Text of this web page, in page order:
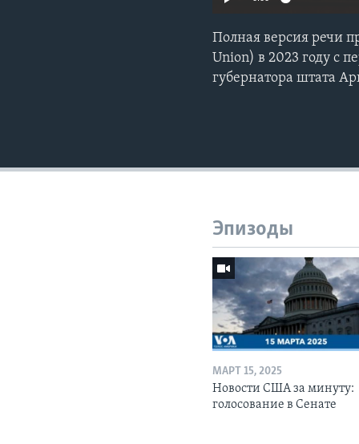
Полная версия речи
Union) в 2023 году с
губернатора штата
Эпизоды
МАРТ 15, 2025
Новости США за минуту:
голосование в Сенате